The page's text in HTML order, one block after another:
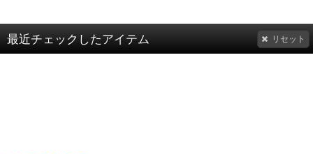
最近チェックしたアイテム リセット